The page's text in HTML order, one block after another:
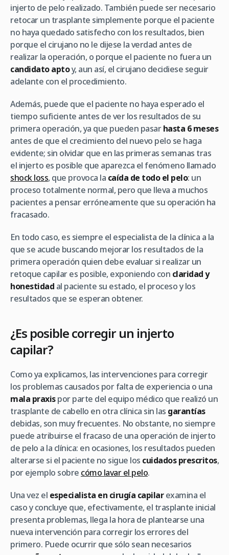
injerto de pelo realizado. También puede ser necesario
retocar un trasplante simplemente porque el paciente
no haya quedado satisfecho con los resultados, bien
porque el cirujano no le dijese la verdad antes de
realizar la operación, o porque el paciente no fuera un
candidato aptoy, aun así, el cirujano decidiese seguir
adelante con el procedimiento.
Además, puede que el paciente no haya esperado el
tiempo suficiente antes de ver los resultados de su
primera operación, ya que pueden pasarhasta 6 meses
antes de que el crecimiento del nuevo pelo se haga
evidente; sin olvidar que en las primeras semanas tras
el injerto es posible que aparezca el fenómeno llamado
shock loss, que provoca la caída de todo el pelo: un
proceso totalmente normal, pero que lleva a muchos
pacientes a pensar erróneamente que su operación ha
fracasado.
En todo caso, es siempre el especialista de la clínica a la
que se acude buscando mejorar los resultados de la
primera operación quien debe evaluar si realizar un
retoque capilar es posible, exponiendo con claridad y
honestidad al paciente su estado, el proceso y los
resultados que se esperan obtener.
¿Es posible corregir un injerto
capilar?
Como ya explicamos, las intervenciones para corregir
los problemas causados por falta de experiencia o una
mala praxispor parte del equipo médico que realizó un
trasplante de cabello en otra clínica sin las garantías
debidas, son muy frecuentes. No obstante, no siempre
puede atribuirse el fracaso de una operación de injerto
de pelo a la clínica: en ocasiones, los resultados pueden
alterarse si el paciente no sigue los cuidados prescritos,
por ejemplo sobre cómo lavar el pelo.
Una vez el especialista en cirugía capilarexamina el
caso y concluye que, efectivamente, el trasplante inicial
presenta problemas, llega la hora de plantearse una
nueva intervención para corregir los errores del
primero. Puede ocurrir que sólo sean necesarios